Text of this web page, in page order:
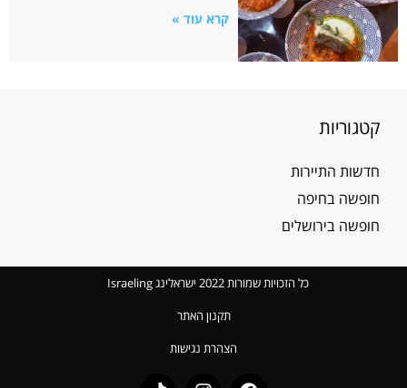
קרא עוד »
קטגוריות
חדשות התיירות
חופשה בחיפה
חופשה בירושלים
כל הזכויות שמורות 2022 ישראלינג Israeling
תקנון האתר
הצהרת נגישות